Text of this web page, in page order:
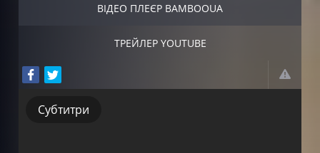
ВІДЕО ПЛЕЄР BAMBOOUA
ТРЕЙЛЕР YOUTUBE
Субтитри